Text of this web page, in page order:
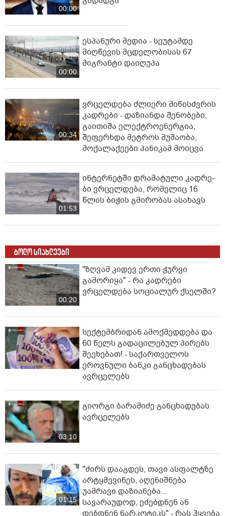
00:00
00:00
ესპანური მედია - სეუტამდე
მიღწევის მცდელობისას 67
მიგრანტი დაიღუპა
00:34
ვრცელდება ძლიერი მიწისძვრის
კადრები - დაზიანდა შენობები,
გაითიშა ელექტროენერგია,
შეფერხდა მეტროს მუშაობა,
მოქალაქეები პანიკამ მოიცვა
01:53
ინ­ტერ­ნეტ­ში დრა­მა­ტუ­ლი კად­რე­
ბი ვრცელდება, რომელიც 16
წლის ბიჭის გმირობას ასახავს
ბოლო სიახლეები
00:20
"ზღვამ კიდევ ერთი ჭურვი
გამორიყა" - რა კადრები
ვრცელდება სოციალურ ქსელში?
სექტემბრიდან ამოქმედდება და
60 წელს გადაცილებულ პირებს
შეეხებათ! - საქართველოს
ეროვნული ბანკი განცხადებას
ავრცელებს
03:10
გიორგი ბარამიძე განცხადებას
ავრცელებს
01:15
"ძირს დააგდეს, თავი ასფალტზე
არტყმევინეს, აღენიშნება
უამრავი დაზიანება...
სავარაუდოდ, ეძებდნენ ან
დებდნენ ნარკოტიკს" - რას ჰყვება